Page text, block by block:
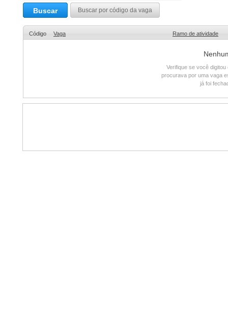
Buscar Buscar por código da vaga
Código Vaga Ramo de atividade
Verifique se você
procurava por uma vaga
já foi